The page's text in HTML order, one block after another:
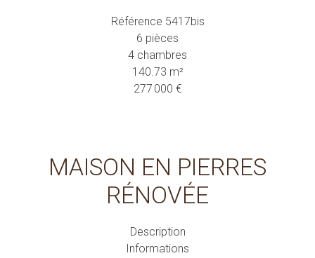
Référence 5417bis
6 pièces
4 chambres
140.73 m²
277 000 €
MAISON EN PIERRES
RÉNOVÉE
Description
Informations